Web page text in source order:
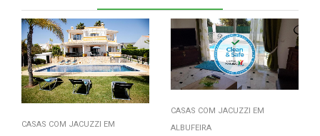
CASAS COM JACUZZI EM
CASAS COM JACUZZI EM
ALBUFEIRA